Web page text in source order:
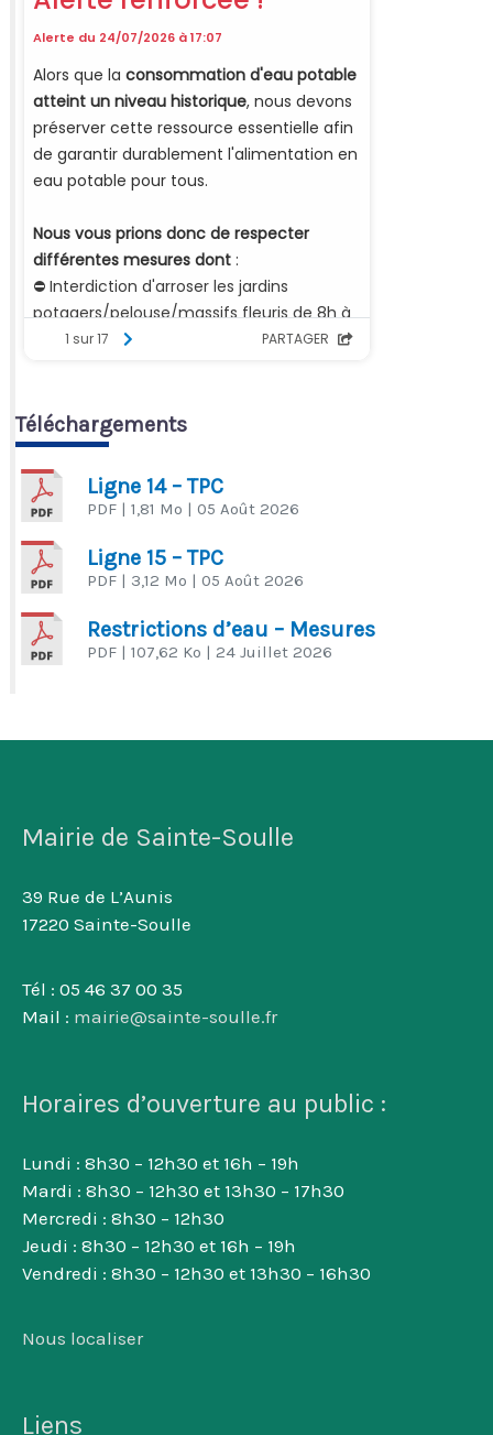
Téléchargements
Ligne 14 – TPC
PDF | 1,81 Mo | 05 Août 2026
Ligne 15 – TPC
PDF | 3,12 Mo | 05 Août 2026
Restrictions d’eau – Mesures
PDF | 107,62 Ko | 24 Juillet 2026
Mairie de Sainte-Soulle
39 Rue de L’Aunis
17220 Sainte-Soulle
Tél : 05 46 37 00 35
Mail : mairie@sainte-soulle.fr
Horaires d’ouverture au public :
Lundi : 8h30 – 12h30 et 16h – 19h
Mardi : 8h30 – 12h30 et 13h30 – 17h30
Mercredi : 8h30 – 12h30
Jeudi : 8h30 – 12h30 et 16h – 19h
Vendredi : 8h30 – 12h30 et 13h30 – 16h30
Nous localiser
Liens